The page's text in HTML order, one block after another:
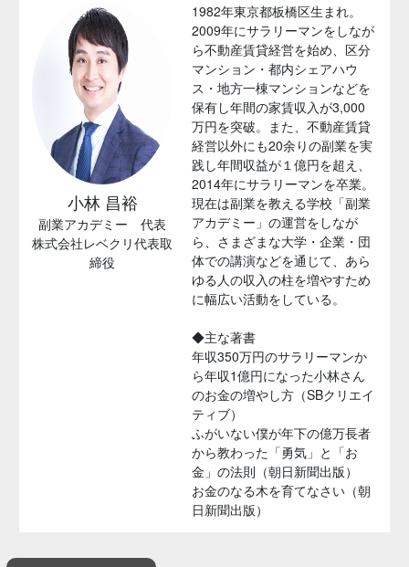
小林 昌裕
副業アカデミー 代表
株式会社レベクリ代表取
締役
1982年東京都板橋区生まれ。
2009年にサラリーマンをしなが
ら不動産賃貸経営を始め、区分
マンション・都内シェアハウ
ス・地方一棟マンションなどを
保有し年間の家賃収入が3,000
万円を突破。また、不動産賃貸
経営以外にも20余りの副業を実
践し年間収益が１億円を超え、
2014年にサラリーマンを卒業。
現在は副業を教える学校「副業
アカデミー」の運営をしなが
ら、さまざまな大学・企業・団
体での講演などを通じて、あら
ゆる人の収入の柱を増やすため
に幅広い活動をしている。
◆主な著書
年収350万円のサラリーマンか
ら年収1億円になった小林さん
のお金の増やし方（SBクリエイ
ティブ）
ふがいない僕が年下の億万長者
から教わった「勇気」と「お
金」の法則（朝日新聞出版）
お金のなる木を育てなさい（朝
日新聞出版）